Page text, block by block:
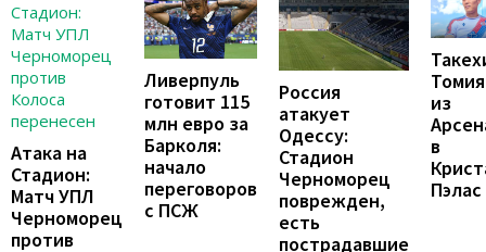
Атака на
Стадион:
Матч УПЛ
Черноморец
против
Ливерпуль
готовит 115
млн евро за
Барколя:
начало
переговоров
с ПСЖ
Россия
атакует
Одессу:
Стадион
Черноморец
поврежден,
есть
пострадавшие
из
в
Пэлас